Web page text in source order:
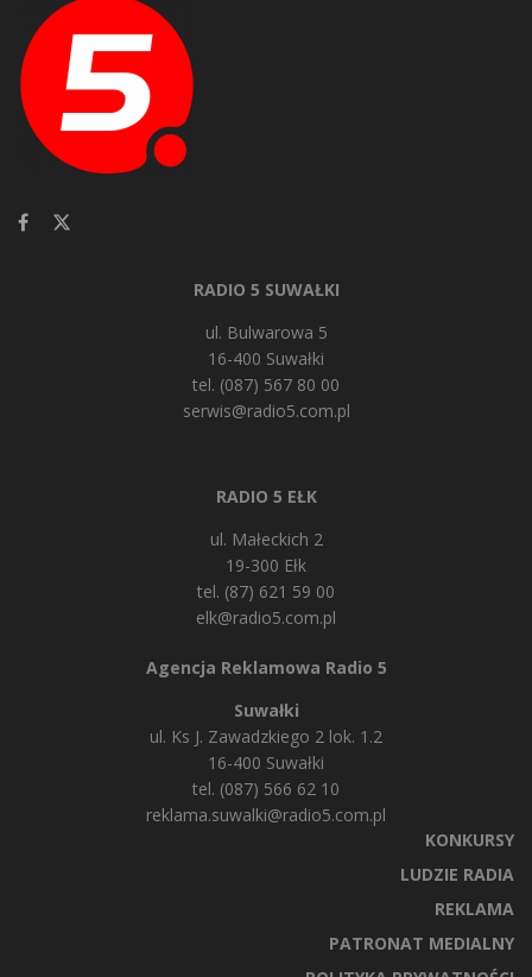
RADIO 5 SUWAŁKI
ul. Bulwarowa 5
16-400 Suwałki
tel. (087) 567 80 00
serwis@radio5.com.pl
RADIO 5 EŁK
ul. Małeckich 2
19-300 Ełk
tel. (87) 621 59 00
elk@radio5.com.pl
Agencja Reklamowa Radio 5
Suwałki
ul. Ks J. Zawadzkiego 2 lok. 1.2
16-400 Suwałki
tel. (087) 566 62 10
reklama.suwalki@radio5.com.pl
KONKURSY
LUDZIE RADIA
REKLAMA
PATRONAT MEDIALNY